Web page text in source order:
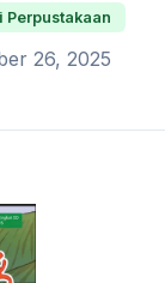
Perpustakaan
26, 2025